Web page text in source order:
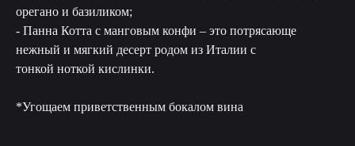
орегано и базиликом;
- Панна Котта с манговым конфи – это потрясающе
нежный и мягкий десерт родом из Италии с
тонкой ноткой кислинки.
*Угощаем приветственным бокалом вина